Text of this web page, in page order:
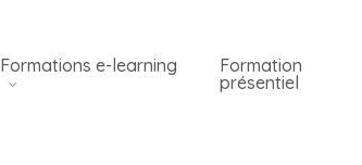
Formations e-learning
Formation
présentiel